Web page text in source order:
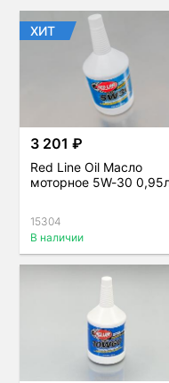
ХИТ
3 201 ₽
Red Line Oil Масло
моторное 5W-30
15304
В наличии